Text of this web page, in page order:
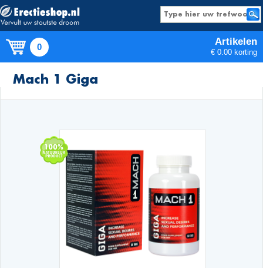
0 Artikelen
€ 0.00 korting
Mach 1 Giga